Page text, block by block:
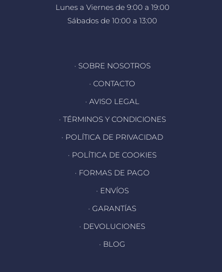
Lunes a Viernes de 9:00 a 19:00
Sábados de 10:00 a 13:00
· SOBRE NOSOTROS
· CONTACTO
· AVISO LEGAL
· TÉRMINOS Y CONDICIONES
· POLÍTICA DE PRIVACIDAD
· POLÍTICA DE COOKIES
· FORMAS DE PAGO
· ENVÍOS
· GARANTÍAS
· DEVOLUCIONES
· BLOG